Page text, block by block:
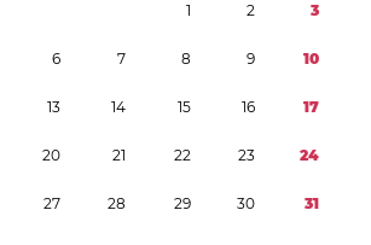
1 2 3
6 7 8 9 10
13 14 15 16 17
20 21 22 23 24
27 28 29 30 31